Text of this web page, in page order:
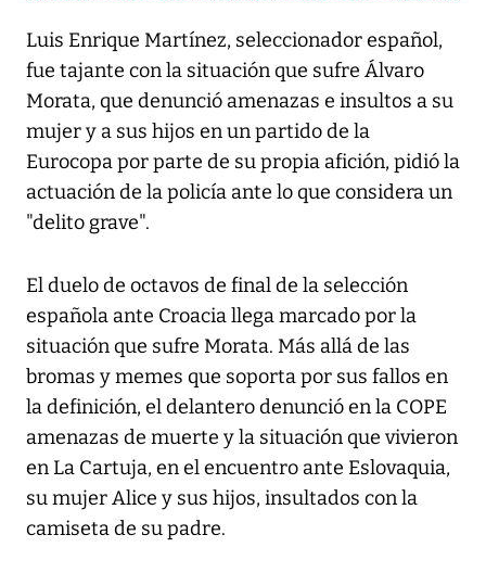
Luis Enrique Martínez, seleccionador español,
fue tajante con la situación que sufre Álvaro
Morata, que denunció amenazas e insultos a su
mujer y a sus hijos en un partido de la
Eurocopa por parte de su propia afición, pidió la
actuación de la policía ante lo que considera un
"delito grave".
El duelo de octavos de final de la selección
española ante Croacia llega marcado por la
situación que sufre Morata. Más allá de las
bromas y memes que soporta por sus fallos en
la definición, el delantero denunció en la COPE
amenazas de muerte y la situación que vivieron
en La Cartuja, en el encuentro ante Eslovaquia,
su mujer Alice y sus hijos, insultados con la
camiseta de su padre.